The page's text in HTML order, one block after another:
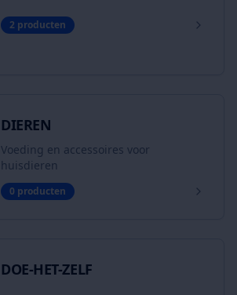
2 producten
DIEREN
Voeding en accessoires voor
huisdieren
0 producten
DOE-HET-ZELF